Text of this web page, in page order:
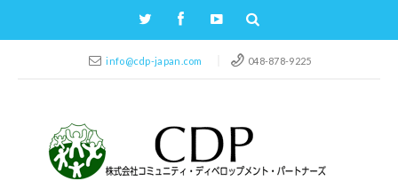
info@cdp-japan.com 048-878-9225